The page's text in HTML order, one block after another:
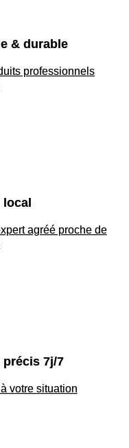
& durable
professionnels
agréé proche de
précis 7j/7
votre situation